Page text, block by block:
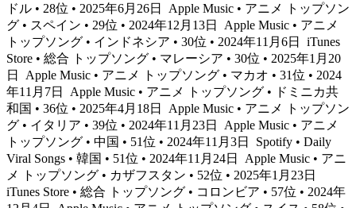
ドル • 28位 • 2025年6月26日
Apple Music • アニメ トップソン
グ • スペイン • 29位 • 2024年12月13日
Apple Music • アニメ
トップソング • インドネシア • 30位 • 2024年11月6日
iTunes
Store • 総合 トップソング • マレーシア • 30位 • 2025年1月20
日
Apple Music • アニメ トップソング • マカオ • 31位 • 2024
年11月7日
Apple Music • アニメ トップソング • ドミニカ共
和国 • 36位 • 2025年4月18日
Apple Music • アニメ トップソン
グ • イタリア • 39位 • 2024年11月23日
Apple Music • アニメ
トップソング • 中国 • 51位 • 2024年11月3日
Spotify • Daily
Viral Songs • 韓国 • 51位 • 2024年11月24日
Apple Music • アニ
メ トップソング • カザフスタン • 52位 • 2025年1月23日
iTunes Store • 総合 トップソング • コロンビア • 57位 • 2024年